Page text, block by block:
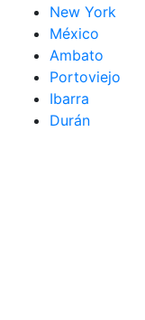
New York
México
Ambato
Portoviejo
Ibarra
Durán